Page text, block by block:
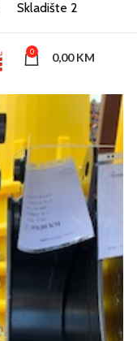
Skladište 2
0 0,00KM